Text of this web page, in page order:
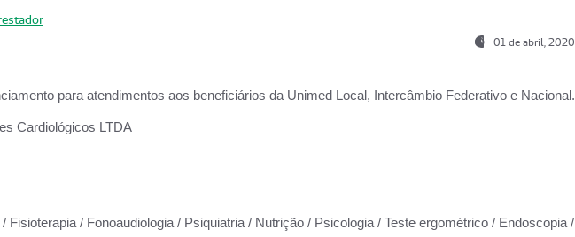
01 de abril, 2020
para atendimentos aos beneficiários da Unimed Local, Intercâmbio Federativo e Nacional.
Cardiológicos LTDA
Fisioterapia / Fonoaudiologia / Psiquiatria / Nutrição / Psicologia / Teste ergométrico / Endoscopia /